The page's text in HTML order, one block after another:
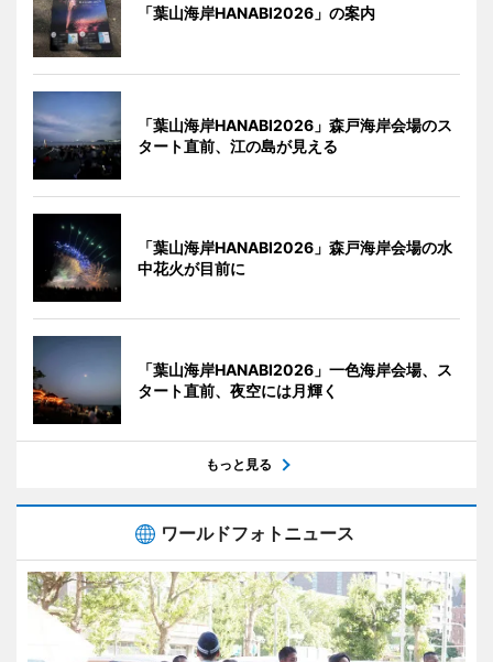
「葉山海岸HANABI2026」の案内
「葉山海岸HANABI2026」森戸海岸会場のス
タート直前、江の島が見える
「葉山海岸HANABI2026」森戸海岸会場の水
中花火が目前に
「葉山海岸HANABI2026」一色海岸会場、ス
タート直前、夜空には月輝く
もっと見る
ワールドフォトニュース